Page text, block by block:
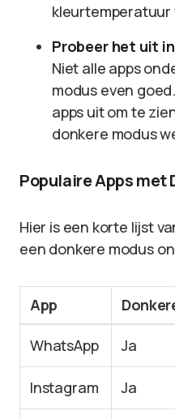
kleurtemperatuur
Probeer het uit
Niet alle apps
modus even
apps uit om te
donkere modus
Populaire Apps met
Hier is een korte lijst
een donkere modus
App
WhatsApp Ja
Instagram Ja